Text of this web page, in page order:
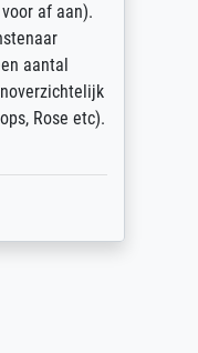
af aan).
aantal
Rose etc).